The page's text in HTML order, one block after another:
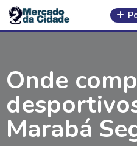
Pular
para
Onde
Marabá